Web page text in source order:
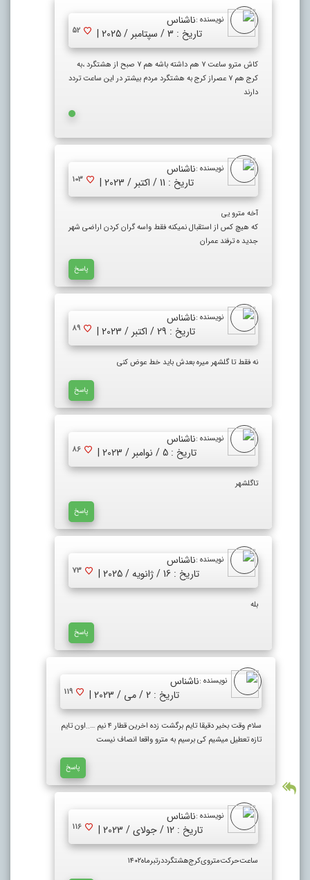
نویسنده :ناشناس
تاریخ : 3 / سپتامبر / 2025 |
52
کاش مترو ساعت ۷ هم داشته باشه هم ۷ صبح از هشتگرد ،به
کرج هم ۷ عصراز کرج به هشتگرد مردم بیشتر در این ساعت تردد
دارند
نویسنده :ناشناس
تاریخ : 11 / اکتبر / 2023 |
103
آخه مترو یی
که هیچ کس از استقبال نمیکنه فقط واسه گران کردن اراضی شهر
جدید ه ترفند عمران
پاسخ
نویسنده :ناشناس
تاریخ : 29 / اکتبر / 2023 |
89
نه فقط تا گلشهر میره بعدش باید خط عوض کنی
پاسخ
نویسنده :ناشناس
تاریخ : 5 / نوامبر / 2023 |
86
تاگلشهر
پاسخ
نویسنده :ناشناس
تاریخ : 16 / ژانویه / 2025 |
73
بله
پاسخ
نویسنده :ناشناس
تاریخ : 2 / می / 2023 |
119
سلام وقت بخیر دقیقا تایم برگشت زده اخرین قطار ۴ نیم …..اون تایم
تازه تعطیل میشیم کی برسیم به مترو واقعا انصاف نیست
پاسخ
نویسنده :ناشناس
تاریخ : 12 / جولای / 2023 |
116
ساعت‌حرکت‌متروی‌‌کرج‌هشتگرددرتبرماه‌۱۴۰۲